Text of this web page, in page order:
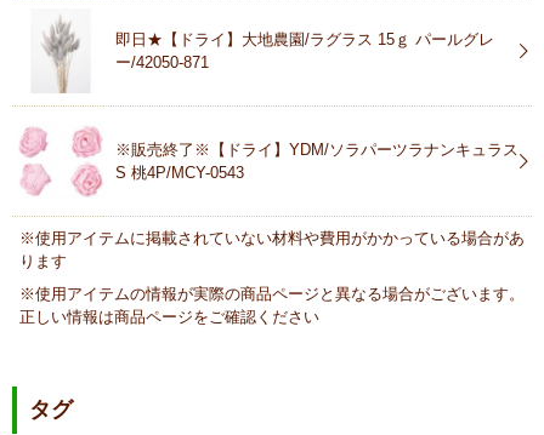
即日★【ドライ】大地農園/ラグラス 15ｇ パールグレ
ー/42050-871
※販売終了※【ドライ】YDM/ソラパーツラナンキュラス
S 桃4P/MCY-0543
※使用アイテムに掲載されていない材料や費用がかかっている場合があ
ります
※使用アイテムの情報が実際の商品ページと異なる場合がございます。
正しい情報は商品ページをご確認ください
タグ